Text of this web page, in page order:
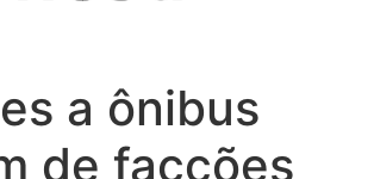
a ônibus
de facções